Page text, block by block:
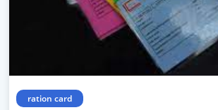
ration card